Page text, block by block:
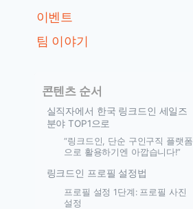
이벤트
팀 이야기
콘텐츠 순서
실직자에서 한국 링크드인 세일즈
분야 TOP1으로
“링크드인, 단순 구인구직 플랫폼
으로 활용하기엔 아깝습니다!”
링크드인 프로필 설정법
프로필 설정 1단계: 프로필 사진
설정